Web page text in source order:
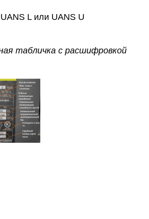
L или UANS U
табличка с расшифровкой